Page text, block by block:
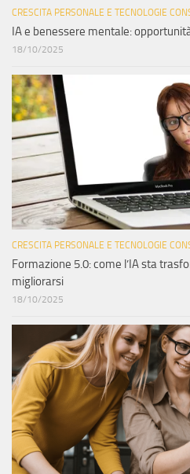
CRESCITA PERSONALE E TECNOLOGIE
IA e benessere mentale:
18/10/2025
CRESCITA PERSONALE E TECNOLOGIE
Formazione 5.0: come l’IA sta
migliorarsi
18/10/2025